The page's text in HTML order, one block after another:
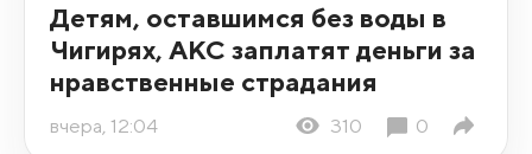
Детям, оставшимся без воды в
Чигирях, АКС заплатят деньги за
нравственные страдания
вчера, 12:04 310 0